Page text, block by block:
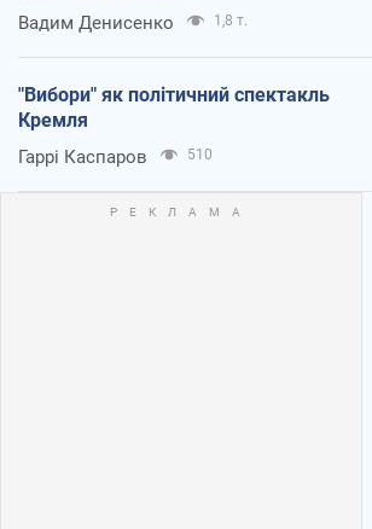
Вадим Денисенко 1,8 т.
"Вибори" як політичний спектакль
Кремля
Гаррі Каспаров 510